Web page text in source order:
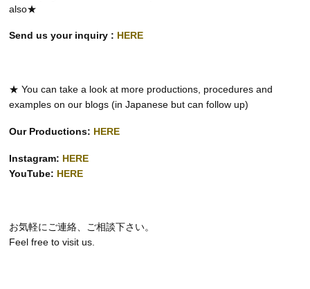
also★
Send us your inquiry : HERE
★ You can take a look at more productions, procedures and
examples on our blogs (in Japanese but can follow up)
Our Productions: HERE
Instagram: HERE
YouTube: HERE
お気軽にご連絡、ご相談下さい。
Feel free to visit us.